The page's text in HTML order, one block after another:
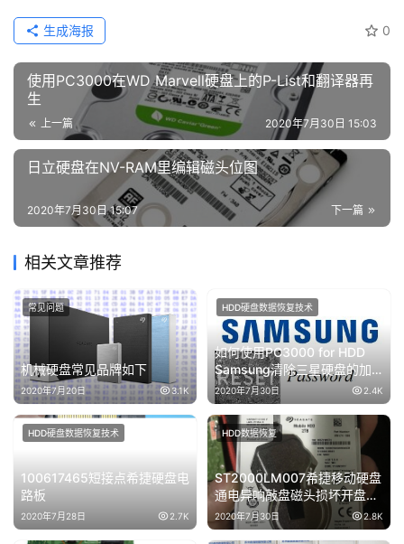
0
生成海报
使用PC3000在WD Marvell硬盘上的P-List和翻译器再
生
上一篇 2020年7月30日 15:03
日立硬盘在NV-RAM里编辑磁头位图
下一篇
2020年7月30日 15:07
相关文章推荐
机械硬盘常见品牌如下
2020年7月20日 3.1K
常见问题
如何使用PC3000 for HDD
Samsung清除三星硬盘的加
密密码
2020年7月30日 2.4K
HDD硬盘数据恢复技术
100617465短接点希捷硬盘电
路板
2020年7月28日 2.7K
HDD硬盘数据恢复技术
ST2000LM007希捷移动硬盘
通电异响敲盘磁头损坏开盘数
据恢复成功
2020年7月30日 2.8K
HDD数据恢复